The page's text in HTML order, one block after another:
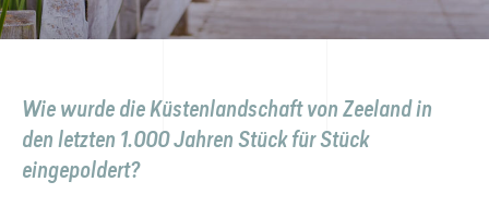
Wie wurde die Küstenlandschaft von Zeeland in
den letzten 1.000 Jahren Stück für Stück
eingepoldert?